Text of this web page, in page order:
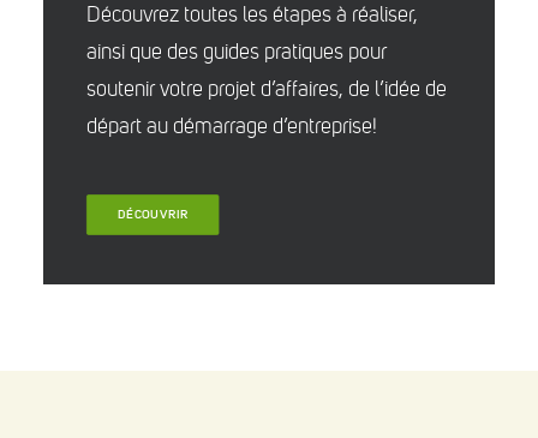
Découvrez toutes les étapes à réaliser,
ainsi que des guides pratiques pour
soutenir votre projet d’affaires, de l’idée de
départ au démarrage d’entreprise!
DÉCOUVRIR